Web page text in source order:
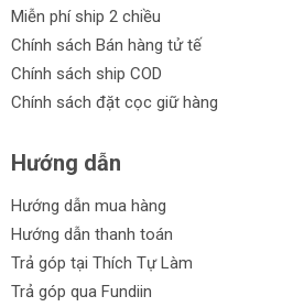
Miễn phí ship 2 chiều
Chính sách Bán hàng tử tế
Chính sách ship COD
Chính sách đặt cọc giữ hàng
Hướng dẫn
Hướng dẫn mua hàng
Hướng dẫn thanh toán
Trả góp tại Thích Tự Làm
Trả góp qua Fundiin